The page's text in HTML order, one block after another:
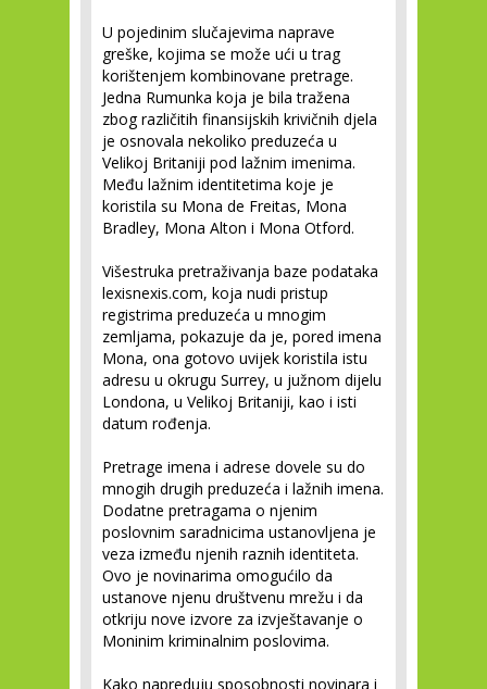
U pojedinim slučajevima naprave
greške, kojima se može ući u trag
korištenjem kombinovane pretrage.
Jedna Rumunka koja je bila tražena
zbog različitih finansijskih krivičnih djela
je osnovala nekoliko preduzeća u
Velikoj Britaniji pod lažnim imenima.
Među lažnim identitetima koje je
koristila su Mona de Freitas, Mona
Bradley, Mona Alton i Mona Otford.
Višestruka pretraživanja baze podataka
lexisnexis.com, koja nudi pristup
registrima preduzeća u mnogim
zemljama, pokazuje da je, pored imena
Mona, ona gotovo uvijek koristila istu
adresu u okrugu Surrey, u južnom dijelu
Londona, u Velikoj Britaniji, kao i isti
datum rođenja.
Pretrage imena i adrese dovele su do
mnogih drugih preduzeća i lažnih imena.
Dodatne pretragama o njenim
poslovnim saradnicima ustanovljena je
veza između njenih raznih identiteta.
Ovo je novinarima omogućilo da
ustanove njenu društvenu mrežu i da
otkriju nove izvore za izvještavanje o
Moninim kriminalnim poslovima.
Kako napreduju sposobnosti novinara i